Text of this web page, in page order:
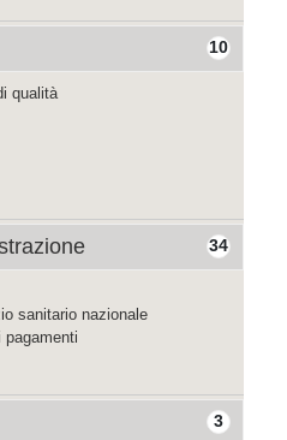
10
qualità
34
sanitario nazionale
3